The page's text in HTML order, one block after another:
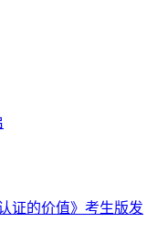
证的价值》考生版发